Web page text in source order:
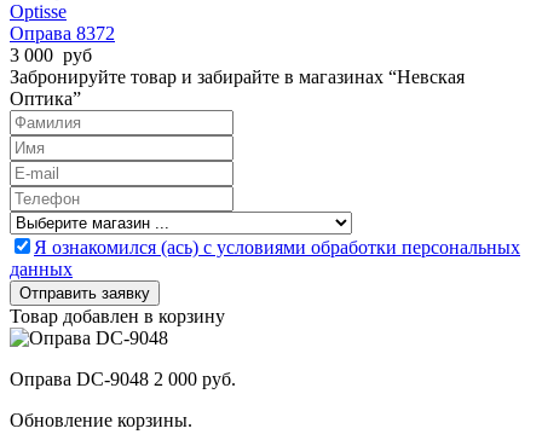
Optisse
Оправа 8372
3 000 руб
Забронируйте товар и забирайте в магазинах “Невская
Оптика”
Я ознакомился (ась) с условиями обработки персональных
данных
Товар добавлен в корзину
Оправа DC-9048 2 000 руб.
Обновление корзины.